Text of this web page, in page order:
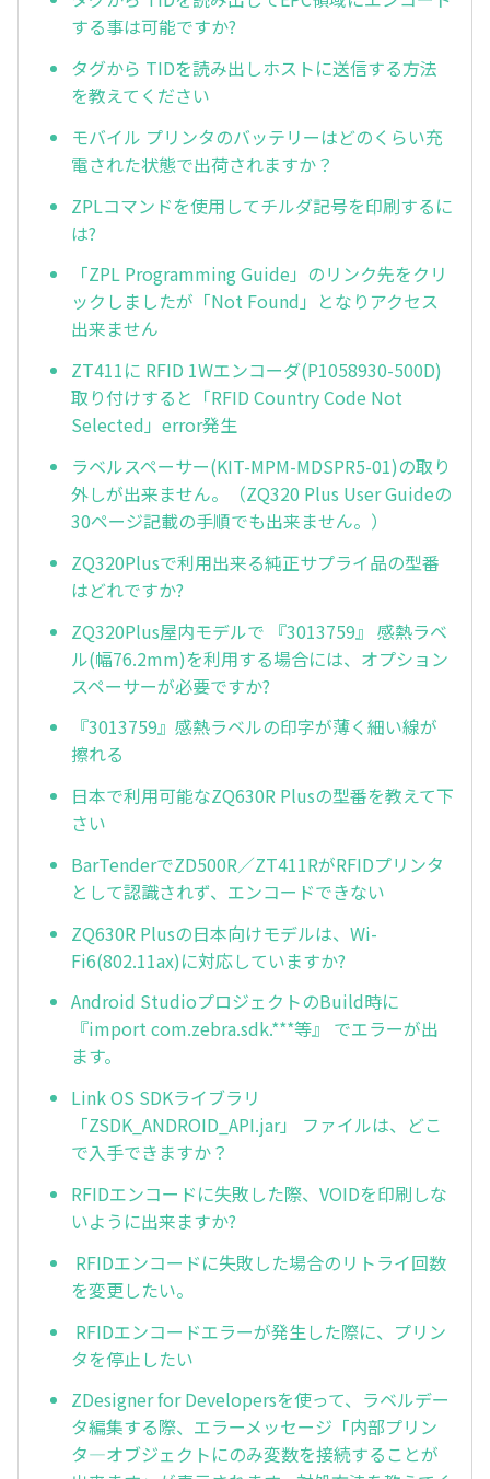
する事は可能ですか?
タグから TIDを読み出しホストに送信する方法
を教えてください
モバイル プリンタのバッテリーはどのくらい充
電された状態で出荷されますか？
ZPLコマンドを使用してチルダ記号を印刷するに
は?
「ZPL Programming Guide」のリンク先をクリ
ックしましたが「Not Found」となりアクセス
出来ません
ZT411に RFID 1Wエンコーダ(P1058930-500D)
取り付けすると「RFID Country Code Not
Selected」error発生
ラベルスペーサー(KIT-MPM-MDSPR5-01)の取り
外しが出来ません。（ZQ320 Plus User Guideの
30ページ記載の手順でも出来ません。）
ZQ320Plusで利用出来る純正サプライ品の型番
はどれですか?
ZQ320Plus屋内モデルで 『3013759』 感熱ラベ
ル(幅76.2mm)を利用する場合には、オプション
スペーサーが必要ですか?
『3013759』感熱ラベルの印字が薄く細い線が
擦れる
日本で利用可能なZQ630R Plusの型番を教えて下
さい
BarTenderでZD500R／ZT411RがRFIDプリンタ
として認識されず、エンコードできない
ZQ630R Plusの日本向けモデルは、Wi-
Fi6(802.11ax)に対応していますか?
Android StudioプロジェクトのBuild時に
『import com.zebra.sdk.***等』 でエラーが出
ます。
Link OS SDKライブラリ
「ZSDK_ANDROID_API.jar」 ファイルは、どこ
で入手できますか？
RFIDエンコードに失敗した際、VOIDを印刷しな
いように出来ますか?
RFIDエンコードに失敗した場合のリトライ回数
を変更したい。
RFIDエンコードエラーが発生した際に、プリン
タを停止したい
ZDesigner for Developersを使って、ラベルデー
タ編集する際、エラーメッセージ「内部プリン
タ―オブジェクトにのみ変数を接続することが